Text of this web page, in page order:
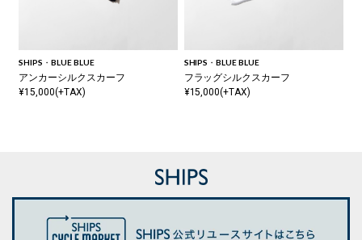
SHIPS・BLUE BLUE
アンカーシルクスカーフ
¥15,000(+TAX)
SHIPS・BLUE BLUE
フラッグシルクスカーフ
¥15,000(+TAX)